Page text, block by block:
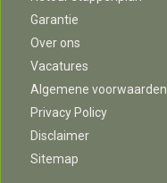
Garantie
Over ons
Vacatures
Algemene voorwaarden
Privacy Policy
Disclaimer
Sitemap